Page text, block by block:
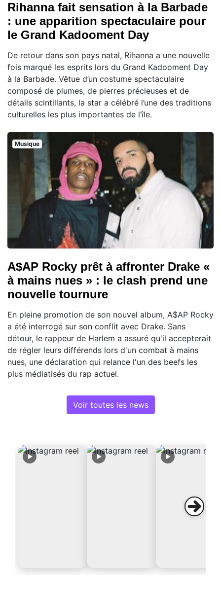
Rihanna fait sensation à la Barbade
: une apparition spectaculaire pour
le Grand Kadooment Day
De retour dans son pays natal, Rihanna a une nouvelle
fois marqué les esprits lors du Grand Kadooment Day
à la Barbade. Vêtue d’un costume spectaculaire
composé de plumes, de pierres précieuses et de
détails scintillants, la star a célébré l’une des traditions
culturelles les plus importantes de l’île.
Musique
A$AP Rocky prêt à affronter Drake «
à mains nues » : le clash prend une
nouvelle tournure
En pleine promotion de son nouvel album, A$AP Rocky
a été interrogé sur son conflit avec Drake. Sans
détour, le rappeur de Harlem a assuré qu'il accepterait
de régler leurs différends lors d'un combat à mains
nues, une déclaration qui relance l'un des beefs les
plus médiatisés du rap actuel.
Voir toutes les news